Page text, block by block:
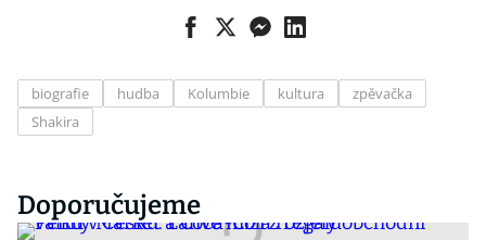
biografie hudba Kolumbie kultura
zpěvačka
Shakira
Doporučujeme